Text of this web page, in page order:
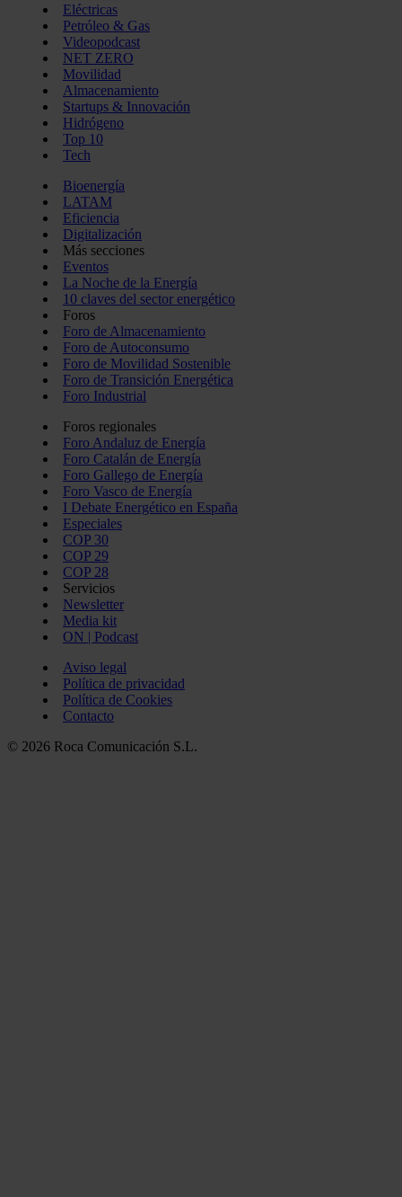
Eléctricas
Petróleo & Gas
Videopodcast
NET ZERO
Movilidad
Almacenamiento
Startups & Innovación
Hidrógeno
Top 10
Tech
Bioenergía
LATAM
Eficiencia
Digitalización
Más secciones
Eventos
La Noche de la Energía
10 claves del sector energético
Foros
Foro de Almacenamiento
Foro de Autoconsumo
Foro de Movilidad Sostenible
Foro de Transición Energética
Foro Industrial
Foros regionales
Foro Andaluz de Energía
Foro Catalán de Energía
Foro Gallego de Energía
Foro Vasco de Energía
I Debate Energético en España
Especiales
COP 30
COP 29
COP 28
Servicios
Newsletter
Media kit
ON | Podcast
Aviso legal
Política de privacidad
Política de Cookies
Contacto
© 2026 Roca Comunicación S.L.